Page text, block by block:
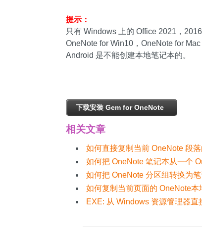
提示：
只有 Windows 上的 Office 2021，
OneNote for Win10，OneNote for
Android 是不能创建本地笔记本的。
下载安装 Gem for OneNote
相关文章
如何直接复制当前 OneNote 段
如何把 OneNote 笔记本从一个
如何把 OneNote 分区组转换为笔
如何复制当前页面的 OneNote本
EXE: 从 Windows 资源管理器